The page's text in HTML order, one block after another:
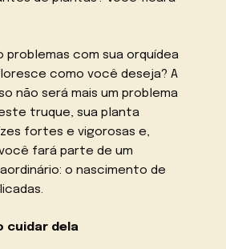
problemas com sua orquídea
como você deseja? A
não será mais um problema
truque, sua planta
fortes e vigorosas e,
fará parte de um
o nascimento de
cuidar dela